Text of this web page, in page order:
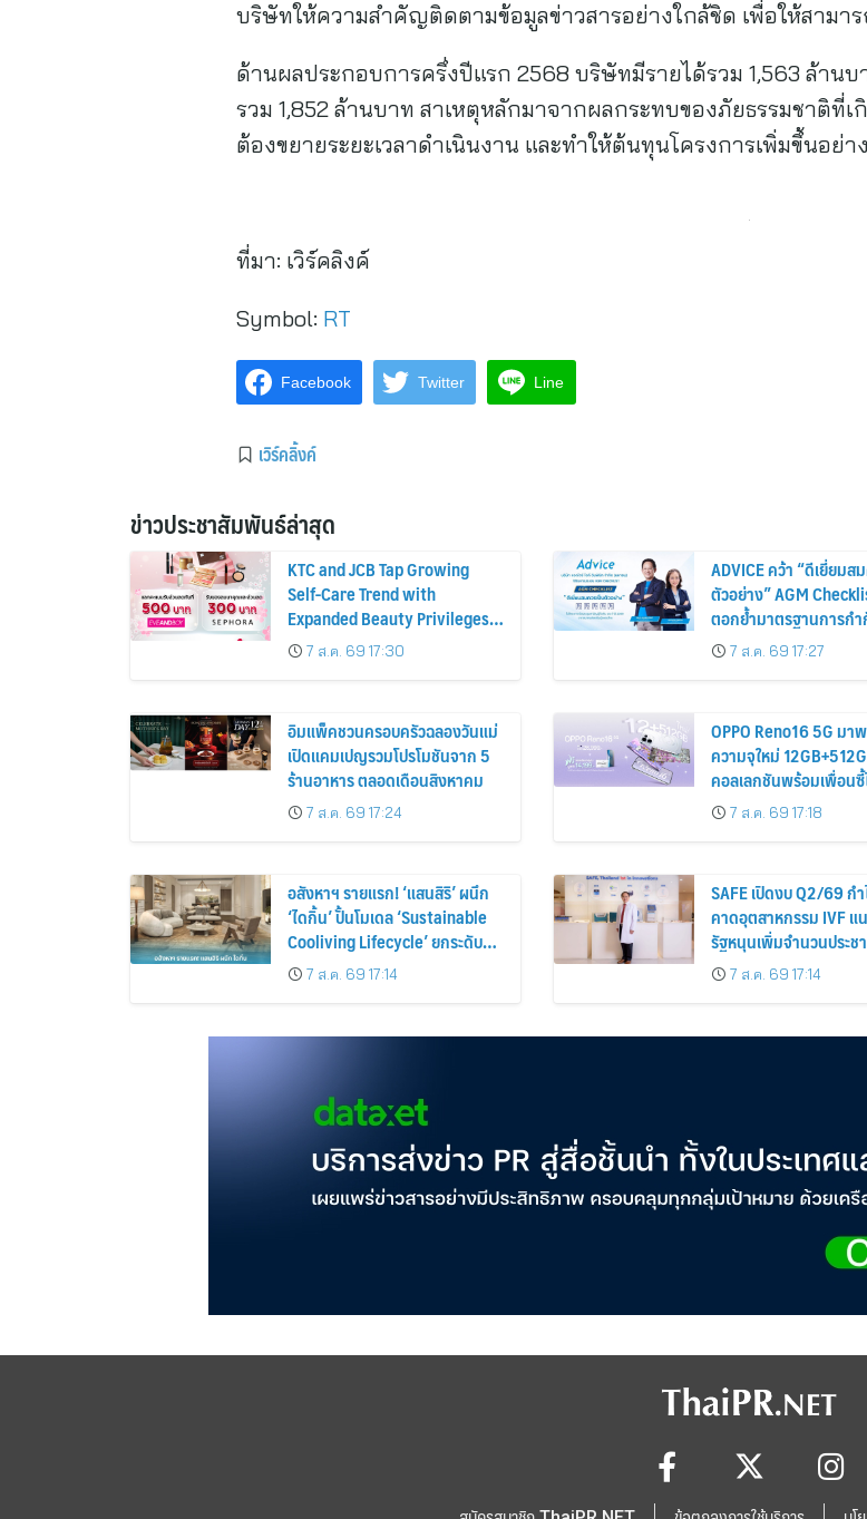
บริษัทให้ความสำคัญติดตามข้อมูลข่าวสารอย่างใกล้ชิด เพื่อให้สาม
ด้านผลประกอบการครึ่งปีแรก 2568 บริษัทมีรายได้รวม 1,563 ล้าน
รวม 1,852 ล้านบาท สาเหตุหลักมาจากผลกระทบของภัยธรรมชาติที่
ต้องขยายระยะเวลาดำเนินงาน และทำให้ต้นทุนโครงการเพิ่มขึ้นอย่
ที่มา: เวิร์คลิงค์
Symbol: RT
Facebook Twitter Line
เวิร์คลิ้งค์
ข่าวประชาสัมพันธ์ล่าสุด
KTC and JCB Tap Growing
Self-Care Trend with
Expanded Beauty Privileges
Number of KTC JCB
Cardmembers Spending on
7 ส.ค. 69 17:30
ADVICE คว้า “ดีเยี่ยมส
ตัวอย่าง” AGM
ตอกย้ำมาตรฐานการก
กิจการที่ดี
7 ส.ค. 69 17:27
อิมแพ็คชวนครอบครัวฉลองวันแม่
เปิดแคมเปญรวมโปรโมชันจาก 5
ร้านอาหาร ตลอดเดือนสิงหาคม
7 ส.ค. 69 17:24
OPPO Reno16 5G มา
ความจุใหม่
คอลเลกชันพร้อมเพื่อน
คนล่าสุด Pingu Limited
เติมความน่ารักทุกโมเมนต์
7 ส.ค. 69 17:18
อสังหาฯ รายแรก! ‘แสนสิริ’ ผนึก
‘ไดกิ้น’ ปั้นโมเดล ‘Sustainable
Cooliving Lifecycle’ ยกระดับ
สารทำความเย็นหมุนเวียน ขับ
เคลื่อน Circular Economy เต็ม
7 ส.ค. 69 17:14
SAFE เปิดงบ Q2/69 ก
คาดอุตสาหกรรม IVF แ
รัฐหนุนเพิ่มจำนวนประช
เจาะกลุ่มตลาด LGBTQ+
ฐานรายได้ใหม่
7 ส.ค. 69 17:14